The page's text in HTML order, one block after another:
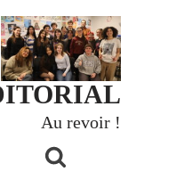
Au revoir !